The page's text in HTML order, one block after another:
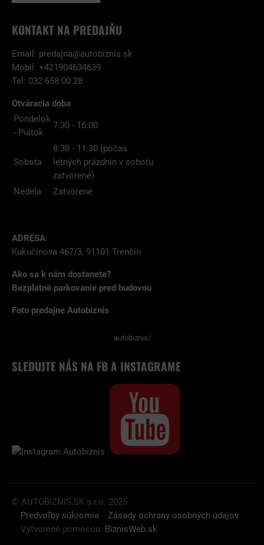
KONTAKT NA PREDAJŇU
Email: predajna@autobiznis.sk
Mobil: +421904634639
Tel: 032 658 00 28
Otváracia doba
Pondelok
- Piatok
7:30 - 16:00
Sobota
8:30 - 11:30 (počas
letných prázdnin v sobotu
zatvorené)
Nedela
Zatvorené
ADRESA:
Kukučínova 467/3, 91101 Trenčín
Ako sa k nám dostanete?
Bezplatné parkovanie pred budovou
Foto predajne Autobiznis
autobiznis/
SLEDUJTE NÁS NA FB A INSTAGRAME
© AUTOBIZNIS.SK s.r.o. 2025
Predvoľby súkromia
Zásady ochrany osobných údajov
Vytvorené pomocou: BiznisWeb.sk